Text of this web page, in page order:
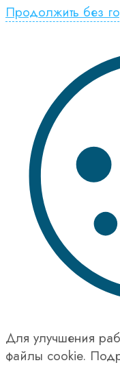
Продолжить без
Для улучшения
файлы cookie.